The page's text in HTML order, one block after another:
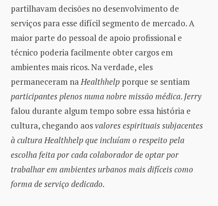
partilhavam decisões no desenvolvimento de
serviços para esse difícil segmento de mercado. A
maior parte do pessoal de apoio profissional e
técnico poderia facilmente obter cargos em
ambientes mais ricos. Na verdade, eles
permaneceram naHealthhelp porque se sentiam
participantes plenos numa nobre missão médica. Jerry
falou durante algum tempo sobre essa história e
cultura, chegando aosvalores espirituais subjacentes
à cultura Healthhelp que incluíam o respeito pela
escolha feita por cada colaborador de optar por
trabalhar em ambientes urbanos mais difíceis como
forma de serviço dedicado.